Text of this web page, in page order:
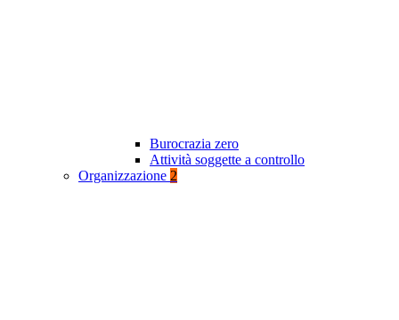
Burocrazia zero
Attività soggette a controllo
Organizzazione 2